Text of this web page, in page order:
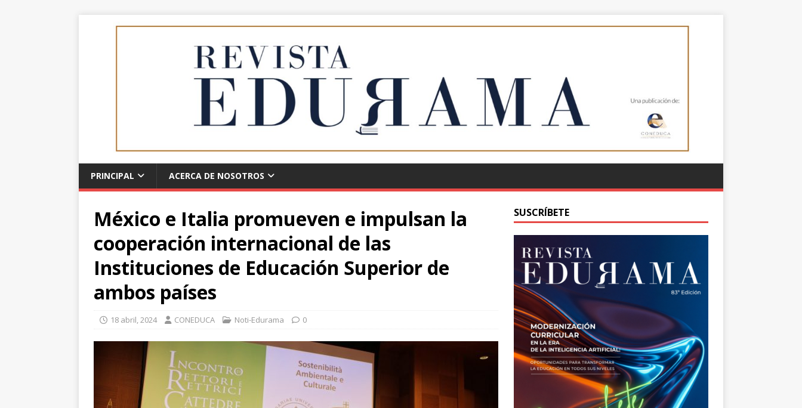
PRINCIPAL ACERCA DE NOSOTROS
México e Italia promueven e impulsan la
cooperación internacional de las
Instituciones de Educación Superior de
ambos países
18 abril, 2024 CONEDUCA Noti-Edurama 0
SUSCRÍBETE